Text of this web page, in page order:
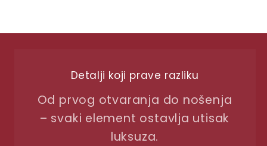
Detalji koji prave razliku
Od prvog otvaranja do nošenja
– svaki element ostavlja utisak
luksuza.